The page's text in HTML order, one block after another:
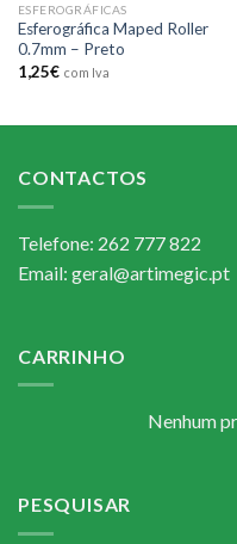
ESFEROGRÁFICAS
Esferográfica Maped Roller
0.7mm – Preto
1,25€ com Iva
CONTACTOS
Telefone: 262 777 822
Email: geral@artimegic.pt
CARRINHO
Nenhum
PESQUISAR